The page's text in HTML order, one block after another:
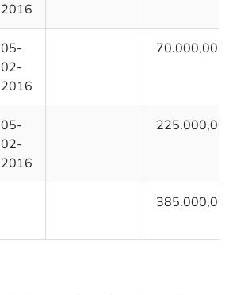
2016
05-
02-
2016
70.000,00
05-
02-
2016
225.000,00
385.000,00